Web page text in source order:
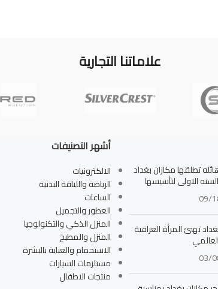
علاماتنا التجارية
تطلقها مكازان بغداد
الاولى لتأسيسها
09/
تهنئ المرأة العراقية
03/
أشهر التصنيفات
الالكترونيات
الرياضة واللياقة البدنية
الساعات
العطور والتجميل
المنزل الذكي والتكنولوجيا
المنزل والمطبخ
الاستحمام والعناية بالبشرة
مستلزمات السيارات
منتجات الاطفال